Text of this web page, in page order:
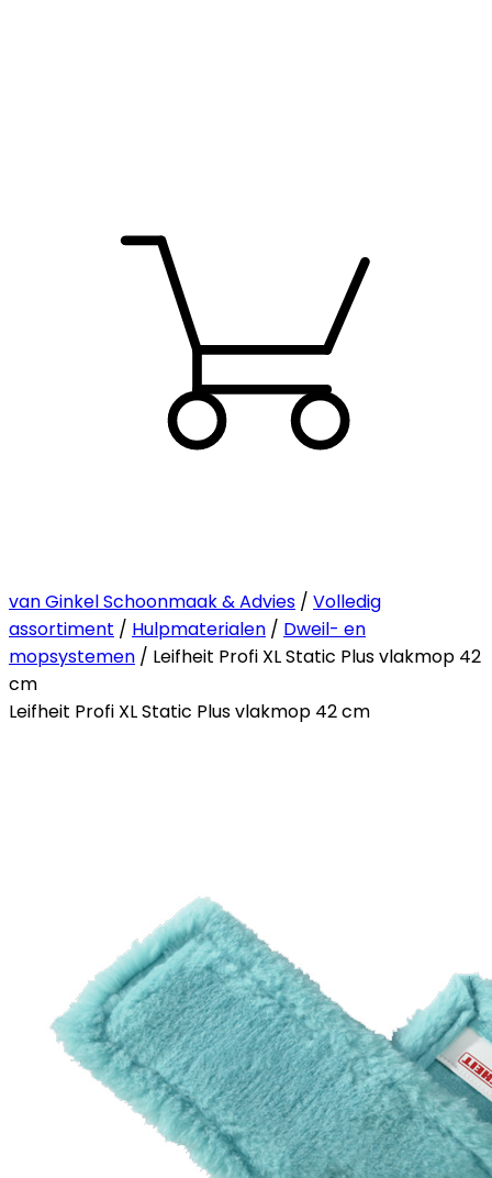
van Ginkel Schoonmaak & Advies / Volledig
assortiment / Hulpmaterialen / Dweil- en
mopsystemen / Leifheit Profi XL Static Plus vlakmop 42
cm
Leifheit Profi XL Static Plus vlakmop 42 cm